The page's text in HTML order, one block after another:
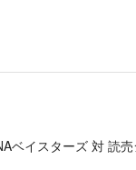
イスターズ 対 読